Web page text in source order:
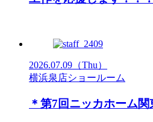
2026.07.09 （Thu）
横浜泉店ショールーム
＊第7回ニッカホーム